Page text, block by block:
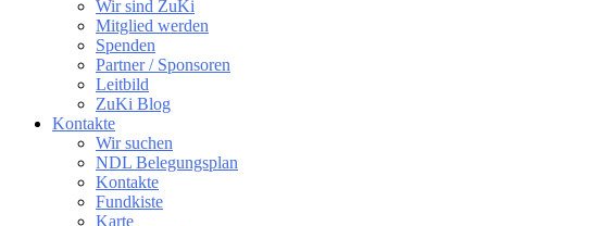
Wir sind ZuKi
Mitglied werden
Spenden
Partner / Sponsoren
Leitbild
ZuKi Blog
Kontakte
Wir suchen
NDL Belegungsplan
Kontakte
Fundkiste
Karte